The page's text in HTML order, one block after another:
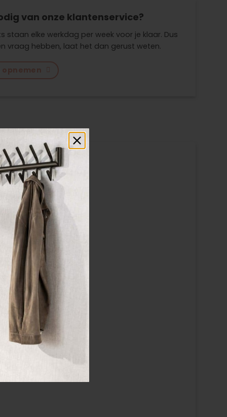
van onze klantenservice?
staan elke werkdag per week voor je klaar. Dus
vraag hebben, laat het dan gerust weten.